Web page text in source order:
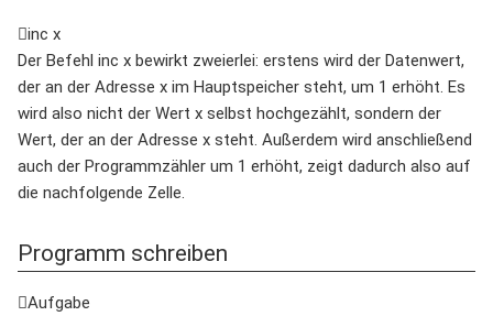
inc x
Der Befehl inc x bewirkt zweierlei: erstens wird der Datenwert,
der an der Adresse x im Hauptspeicher steht, um 1 erhöht. Es
wird also nicht der Wert x selbst hochgezählt, sondern der
Wert, der an der Adresse x steht. Außerdem wird anschließend
auch der Programmzähler um 1 erhöht, zeigt dadurch also auf
die nachfolgende Zelle.
Programm schreiben
Aufgabe